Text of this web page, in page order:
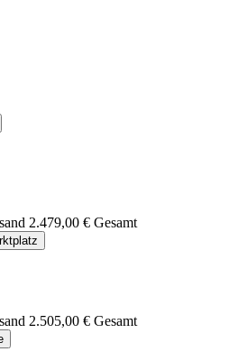
2.479,00 € Gesamt
2.505,00 € Gesamt